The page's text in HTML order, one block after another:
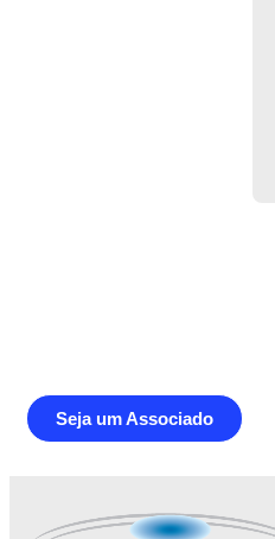
Seja um Associado